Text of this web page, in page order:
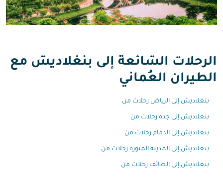
الرحلات الشائعة إلى بنغلاديش مع
الطيران العُماني
بنغلاديش إلى الرياض رحلات من
بنغلاديش إلى جدة رحلات من
بنغلاديش إلى الدمام رحلات من
بنغلاديش إلى المدينة المنورة رحلات من
بنغلاديش إلى الطائف رحلات من